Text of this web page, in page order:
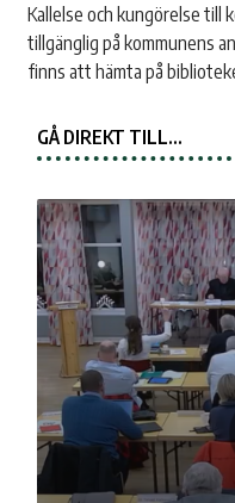
Kallelse och kungörelse till
tillgänglig på kommunens
finns att hämta på
GÅ DIREKT TILL…